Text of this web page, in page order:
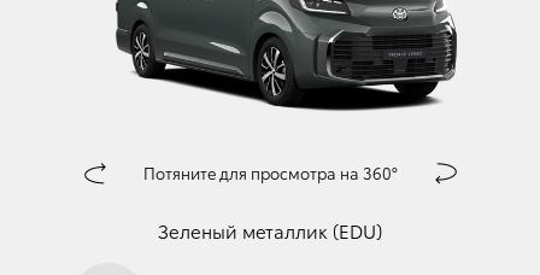
󰀅 Потяните для просмотра на 360° 󰀄
Зеленый металлик (EDU)